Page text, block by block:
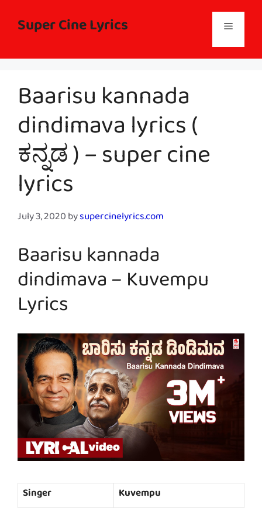
contentSuper Cine Lyrics Menu
Baarisu kannada
dindimava lyrics (
ಕನ್ನಡ ) – super cine
lyrics
July 3, 2020bysupercinelyrics.com
Baarisu kannada
dindimava – Kuvempu
Lyrics
Singer
Kuvempu